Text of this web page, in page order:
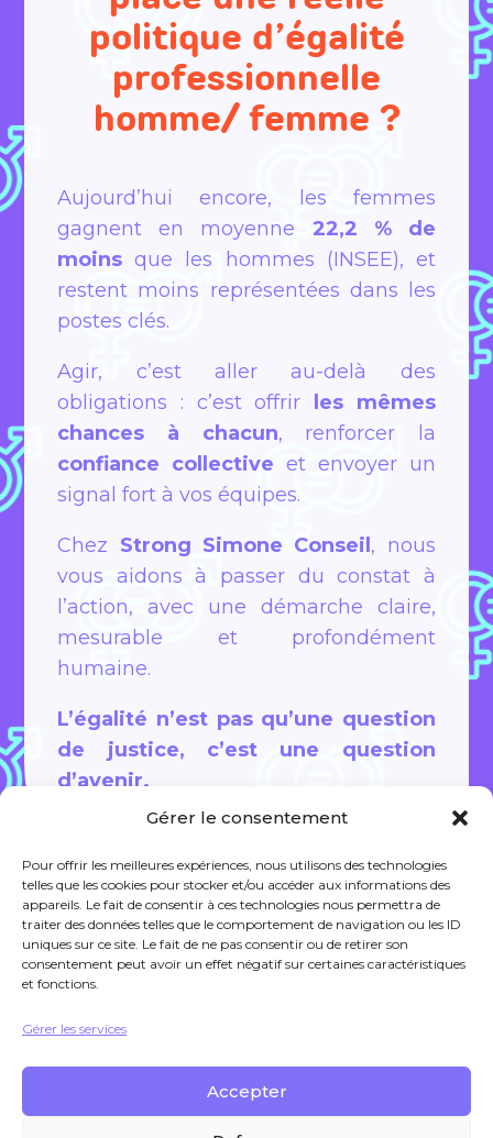
Gérer le consentement
Pour offrir les meilleures expériences, nous utilisons des technologies
telles que les cookies pour stocker et/ou accéder aux informations des
appareils. Le fait de consentir à ces technologies nous permettra de
traiter des données telles que le comportement de navigation ou les ID
uniques sur ce site. Le fait de ne pas consentir ou de retirer son
consentement peut avoir un effet négatif sur certaines caractéristiques
et fonctions.
Gérer les services
Accepter
politique d’égalité
professionnelle
homme/ femme ?
Aujourd’hui encore, les femmes
gagnent en moyenne 22,2 % de
moins que les hommes (INSEE), et
restent moins représentées dans les
postes clés.
Agir, c’est aller au-delà des
obligations : c’est offrir
les mêmes
chances à chacun, renforcer la
confiance collective et envoyer un
signal fort à vos équipes.
Chez Strong Simone Conseil , nous
vous aidons à passer du constat à
l’action, avec une démarche claire,
mesurable et profondément
humaine.
L’égalité n’est pas qu’une question
de justice, c’est une question
d’avenir.
Mentions légales